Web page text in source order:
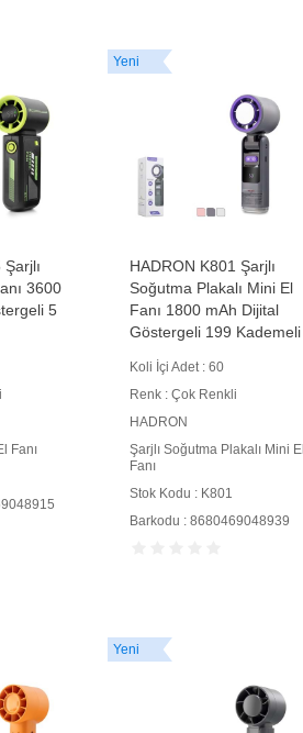
3600
5
Fanı
Yeni
HADRON K801 Şarjlı
Soğutma Plakalı Mini El
Fanı 1800 mAh Dijital
Göstergeli 199 Kademeli
Koli İçi Adet : 60
Renk : Çok Renkli
HADRON
Şarjlı Soğutma Plakalı Mini El
Fanı
Stok Kodu : K801
Barkodu : 8680469048939
Yeni